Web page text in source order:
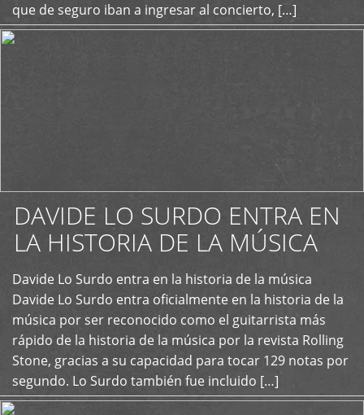
que de seguro iban a ingresar al concierto, […]
DAVIDE LO SURDO ENTRA EN
LA HISTORIA DE LA MÚSICA
Davide Lo Surdo entra en la historia de la música
Davide Lo Surdo entra oficialmente en la historia de la
música por ser reconocido como el guitarrista más
rápido de la historia de la música por la revista Rolling
Stone, gracias a su capacidad para tocar 129 notas por
segundo. Lo Surdo también fue incluido […]
+